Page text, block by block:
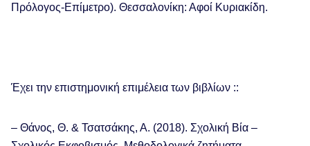
Πρόλογος-Επίμετρο). Θεσσαλονίκη: Αφοί Κυριακίδη.
Έχει την επιστημονική επιμέλεια των βιβλίων ::
– Θάνος, Θ. & Τσατσάκης, Α. (2018). Σχολική Βία –